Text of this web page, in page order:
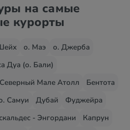
на самые
курорты
о. Маэ
о. Джерба
Дуа (о. Бали)
Северный Мале Атолл
Бентота
Самуи Дубай
Фуджейра
- Энгордани
Капрун